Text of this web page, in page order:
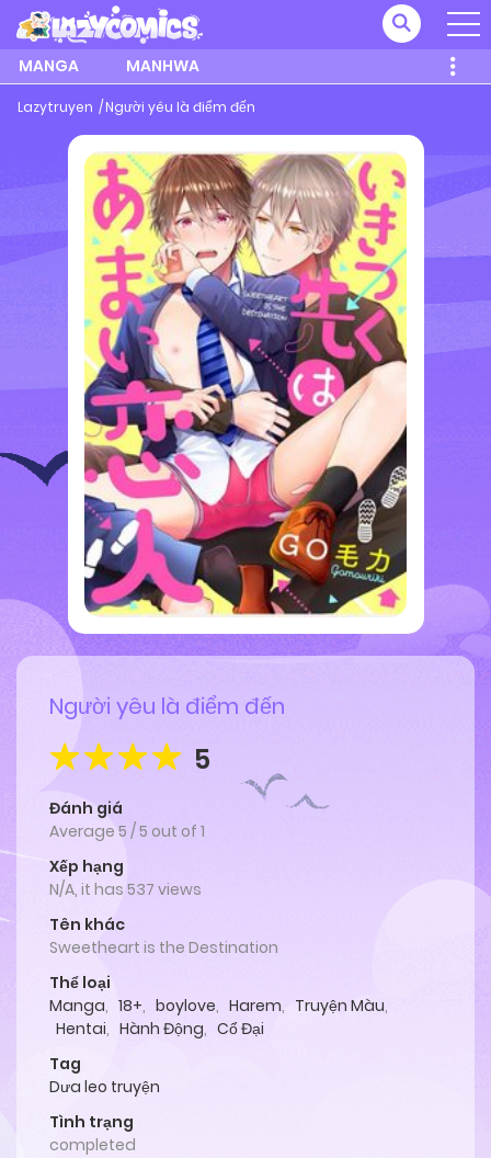
MANGA MANHWA
Lazytruyen Người yêu là điểm đến
Người yêu là điểm đến
5
Đánh giá
Average 5 /5 out of 1
Xếp hạng
N/A, it has 537 views
Tên khác
Sweetheart is the Destination
Thể loại
Manga, 18+, boylove, Harem, Truyện Màu,
Hentai, Hành Động, Cổ Đại
Tag
Dưa leo truyện
Tình trạng
completed